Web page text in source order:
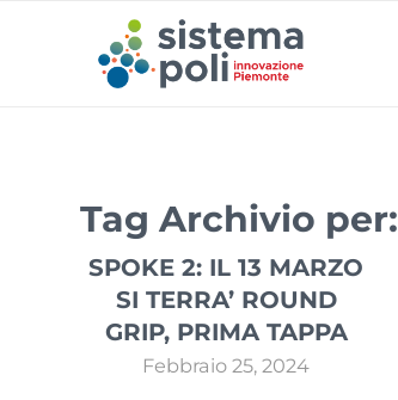
Tag Archivio per:
SPOKE 2: IL 13 MARZO
SI TERRA’ ROUND
GRIP, PRIMA TAPPA
Febbraio 25, 2024